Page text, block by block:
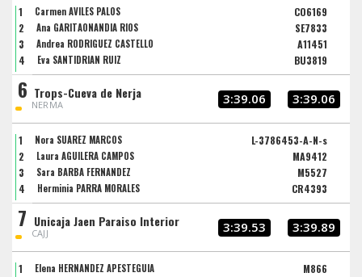
1 Carmen AVILÉS PALOS
CO6169
2
Ana GARITAONANDIA RIOS
SE7833
3
Andrea RODRIGUEZ CASTELLO
A11451
4
Eva SANTIDRIÁN RUIZ BU3819
6 Trops-Cueva de Nerja
NERMA 3:39.06 3:39.06
1 Nora SUAREZ MARCOS
L-3786453-A-N-s
2
Laura AGUILERA CAMPOS
MA9412
3
Sara BARBA FERNANDEZ
M5527
4
Herminia PARRA MORALES CR4393
7 Unicaja Jaen Paraiso Interior
CAJJ 3:39.53 3:39.89
1 Elena HERNANDEZ APESTEGUIA
M866